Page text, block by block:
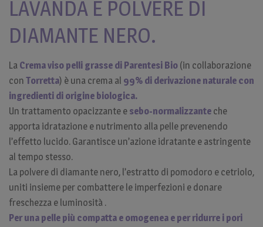
LAVANDA E POLVERE DI
DIAMANTE NERO.
La Crema viso pelli grasse di Parentesi Bio (in collaborazione
con Torretta) è una crema al 99% di derivazione naturale con
ingredienti di origine biologica.
Un trattamento opacizzante e sebo-normalizzante che
apporta idratazione e nutrimento alla pelle prevenendo
l’effetto lucido. Garantisce un’azione idratante e astringente
al tempo stesso.
La polvere di diamante nero, l’estratto di pomodoro e cetriolo,
uniti insieme per combattere le imperfezioni e donare
freschezza e luminosità .
Per una pelle più compatta e omogenea e per ridurre i pori